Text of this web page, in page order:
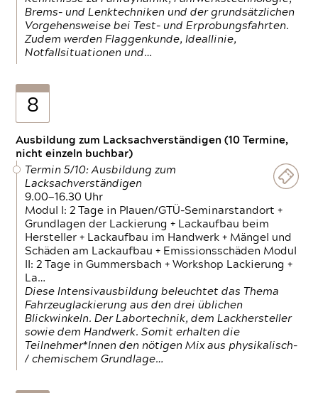
Brems- und Lenktechniken und der grundsätzlichen
Vorgehensweise bei Test- und Erprobungsfahrten.
Zudem werden Flaggenkunde, Ideallinie,
Notfallsituationen und…
8
Ausbildung zum Lacksachverständigen (10 Termine,
nicht einzeln buchbar)
Termin 5/10: Ausbildung zum
Lacksachverständigen
9.00—16.30 Uhr
Modul I: 2 Tage in Plauen/GTÜ-Seminarstandort +
Grundlagen der Lackierung + Lackaufbau beim
Hersteller + Lackaufbau im Handwerk + Mängel und
Schäden am Lackaufbau + Emissionsschäden Modul
II: 2 Tage in Gummersbach + Workshop Lackierung +
La…
Diese Intensivausbildung beleuchtet das Thema
Fahrzeuglackierung aus den drei üblichen
Blickwinkeln. Der Labortechnik, dem Lackhersteller
sowie dem Handwerk. Somit erhalten die
Teilnehmer*Innen den nötigen Mix aus physikalisch-
/ chemischem Grundlage…